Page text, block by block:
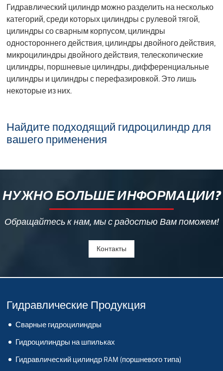
Гидравлический цилиндр можно разделить на несколько
категорий, среди которых цилиндры с рулевой тягой,
цилиндры со сварным корпусом, цилиндры
одностороннего действия, цилиндры двойного действия,
микроцилиндры двойного действия, телескопические
цилиндры, поршневые цилиндры, дифференциальные
цилиндры и цилиндры с перефазировкой. Это лишь
некоторые из них.
Найдите подходящий гидроцилиндр для
вашего применения
НУЖНО БОЛЬШЕ ИНФОРМАЦИИ?
Обращайтесь к нам, мы с радостью Вам поможем!
Контакты
Гидравлические Продукция
Сварные гидроцилиндры
Гидроцилиндры на шпильках
Гидравлический цилиндр RAM (поршневого типа)